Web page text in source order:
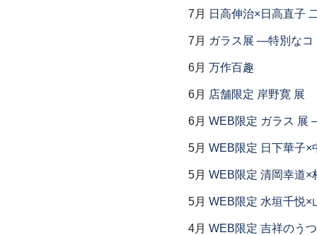
7月 日高伸治×日高直子
7月 ガラス展 ―特別な
6月 万作百趣
6月 店舗限定 岸野寛 展
6月 WEB限定 ガラス
5月 WEB限定 日下華子×
5月 WEB限定 清岡幸道×
5月 WEB限定 水垣千悦×
4月 WEB限定 吉祥のう